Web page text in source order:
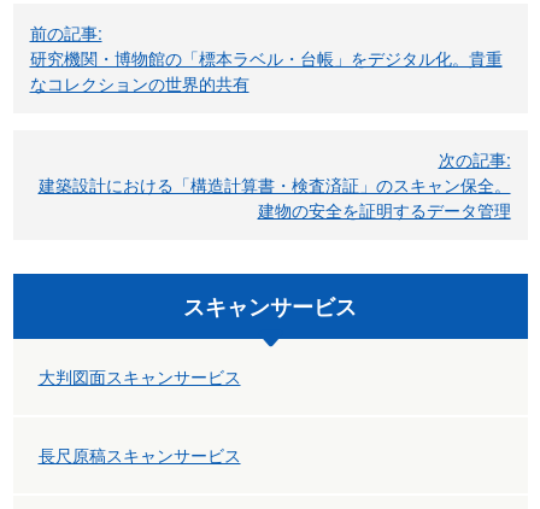
投
稿
ナ
ゲ
ン
前の記事:
研究機関・博物館の「標本ラベル・台帳」をデジタル化。貴重
なコレクションの世界的共有
次の記事:
建築設計における「構造計算書・検査済証」のスキャン保全。
建物の安全を証明するデータ管理
スキャンサービス
大判図面スキャンサービス
長尺原稿スキャンサービス